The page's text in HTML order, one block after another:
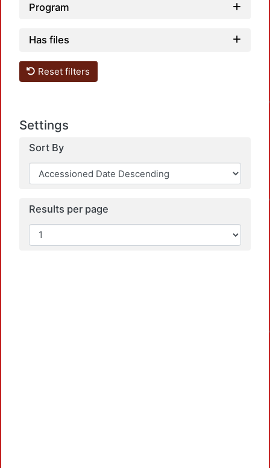
Program
Has files
Reset filters
Settings
Sort By
Results per page